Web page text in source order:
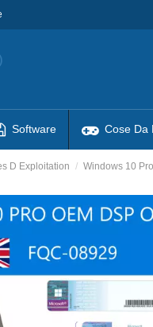
Software Cose Da
D Exploitation Windows 10